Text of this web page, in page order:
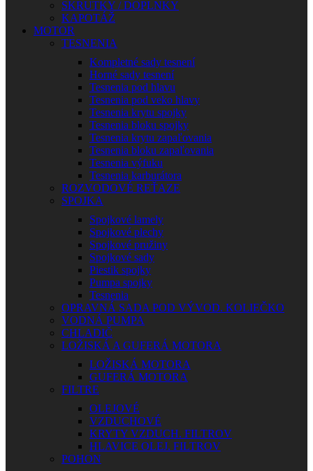
SKRUTKY / DOPLNKY
KAPOTÁŽ
MOTOR
TESNENIA
Kompletné sady tesnení
Horné sady tesnení
Tesnenia pod hlavu
Tesnenia pod veko hlavy
Tesnenia krytu spojky
Tesnenia bloku spojky
Tesnenia krytu zapaľovania
Tesnenia bloku zapaľovania
Tesnenia výfuku
Tesnenia karburátora
ROZVODOVÉ REŤAZE
SPOJKA
Spojkové lamely
Spojkové plechy
Spojkové pružiny
Spojkové sady
Piestik spojky
Pumpa spojky
Tesnenia
OPRAVNÁ SADA POD VÝVOD. KOLIEČKO
VODNÁ PUMPA
CHLADIČ
LOŽISKÁ A GUFERÁ MOTORA
LOŽISKÁ MOTORA
GUFERÁ MOTORA
FILTRE
OLEJOVÉ
VZDUCHOVÉ
KRYTY VZDUCH. FILTROV
HLAVICE OLEJ. FILTROV
POHON